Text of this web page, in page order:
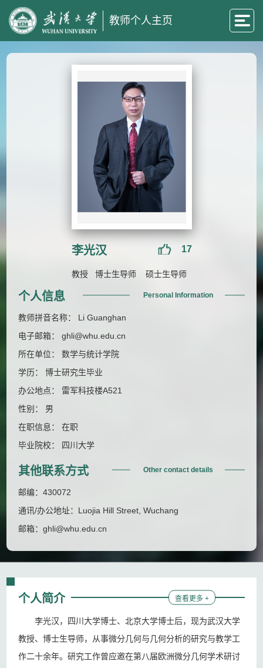
教师个人主页
李光汉 17
教授 博士生导师 硕士生导师
个人信息 Personal Information
教师拼音名称： Li Guanghan
电子邮箱：ghli@whu.edu.cn
所在单位： 数学与统计学院
学历： 博士研究生毕业
办公地点： 雷军科技楼A521
性别： 男
在职信息： 在职
毕业院校： 四川大学
其他联系方式 Other contact details
邮编：430072
通讯/办公地址： Luojia Hill Street, Wuchang
邮箱：ghli@whu.edu.cn
个人简介 查看更多 +
李光汉，四川大学博士、北京大学博士后，现为武汉大学
教授、博士生导师，从事微分几何与几何分析的研究与教学工
作二十余年。研究工作曾应邀在第八届欧洲微分几何学术研讨